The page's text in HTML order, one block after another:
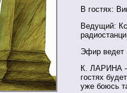
В гостях:
Ведущий:
Эфир ведет
К. ЛАРИНА —
гостях
уже боюсь